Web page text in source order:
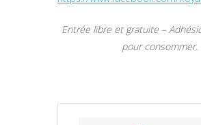
Entrée libre et gratuite –
pour consommer.